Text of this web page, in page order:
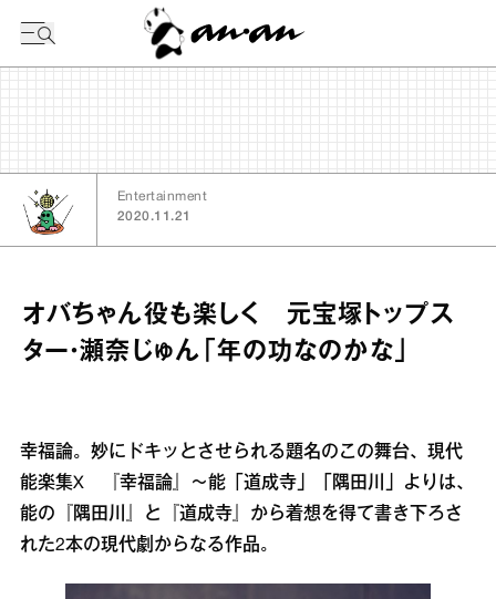
Entertainment
2020.11.21
オバちゃん役も楽しく 元宝塚トップス
ター・瀬奈じゅん「年の功なのかな」
幸福論。妙にドキッとさせられる題名のこの舞台、現代
能楽集X 『幸福論』～能「道成寺」「隅田川」よりは、
能の『隅田川』と『道成寺』から着想を得て書き下ろさ
れた2本の現代劇からなる作品。